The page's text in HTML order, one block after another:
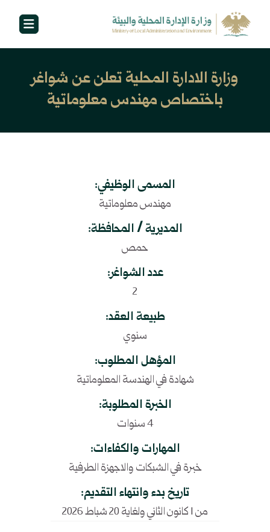
وزارة الادارة المحلية تعلن عن شواغر
باختصاص مهندس معلوماتية
المسمى الوظيفي:
مهندس معلوماتية
المديرية / المحافظة:
حمص
عدد الشواغر:
2
طبيعة العقد:
سنوي
المؤهل المطلوب:
شهادة في الهندسة المعلوماتية
الخبرة المطلوبة:
4 سنوات
المهارات والكفاءات:
خبرة في الشبكات والاجهزة الطرفية
تاريخ بدء وانتهاء التقديم:
من 1 كانون الثاني ولغاية 20 شباط 2026